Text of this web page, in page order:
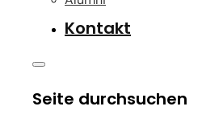
Kontakt
Seite durchsuchen